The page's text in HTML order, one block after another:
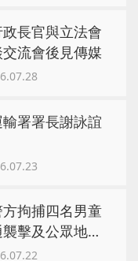
長官與立法會
流會後見傳媒
署署長謝詠誼
拘捕四名男童
擊及公眾地方
行為